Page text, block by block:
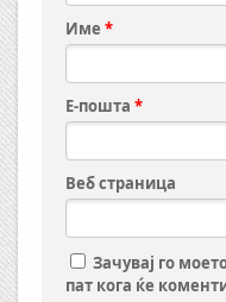
Име *
Е-пошта *
Веб страница
Зачувај го
пат кога ќе